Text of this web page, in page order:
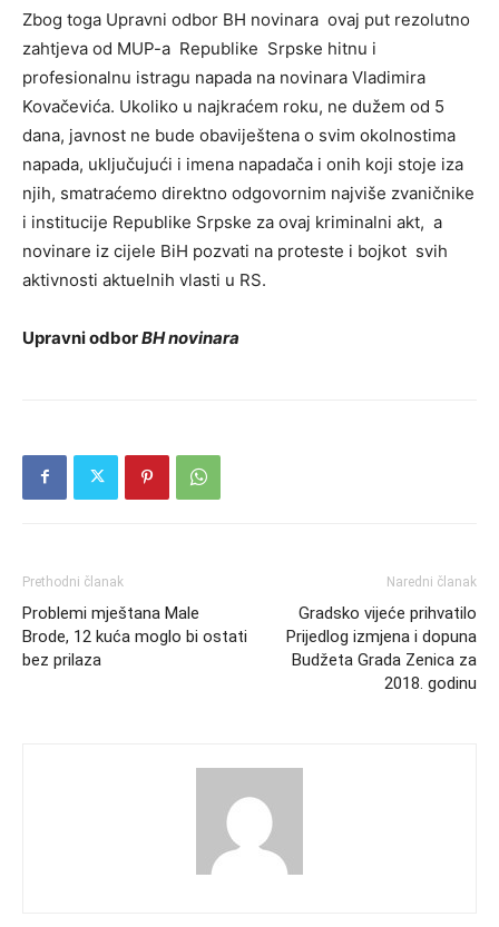
Zbog toga Upravni odbor BH novinara ovaj put rezolutno
zahtjeva od MUP-a Republike Srpske hitnu i
profesionalnu istragu napada na novinara Vladimira
Kovačevića. Ukoliko u najkraćem roku, ne dužem od 5
dana, javnost ne bude obaviještena o svim okolnostima
napada, uključujući i imena napadača i onih koji stoje iza
njih, smatraćemo direktno odgovornim najviše zvaničnike
i institucije Republike Srpske za ovaj kriminalni akt, a
novinare iz cijele BiH pozvati na proteste i bojkot svih
aktivnosti aktuelnih vlasti u RS.
Upravni odborBH novinara
Prethodni članak
Problemi mještana Male
Brode, 12 kuća moglo bi ostati
bez prilaza
Naredni članak
Gradsko vijeće prihvatilo
Prijedlog izmjena i dopuna
Budžeta Grada Zenica za
2018. godinu